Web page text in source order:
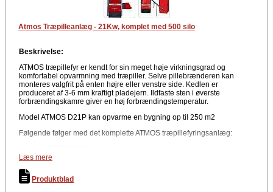
Atmos Træpilleanlæg - 21Kw, komplet med 500 silo
Beskrivelse:
ATMOS træpillefyr er kendt for sin meget høje virkningsgrad og
komfortabel opvarmning med træpiller. Selve pillebrænderen kan
monteres valgfrit på enten højre eller venstre side. Kedlen er
produceret af 3-6 mm kraftigt pladejern. Ildfaste sten i øverste
forbrændingskamre giver en høj forbrændingstemperatur.
Model ATMOS D21P kan opvarme en bygning op til 250 m2
Følgende følger med det komplette ATMOS træpillefyringsanlæg:
Atmos A25 træpillebrænder
Atmos indføringssnegl 1,6 m
Læs mere
Produktblad